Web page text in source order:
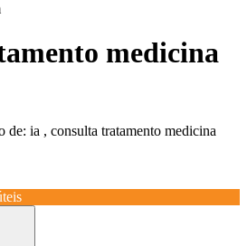
medicina
de: ia , consulta tratamento medicina